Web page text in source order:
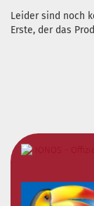
Leider sind noch
Erste, der das